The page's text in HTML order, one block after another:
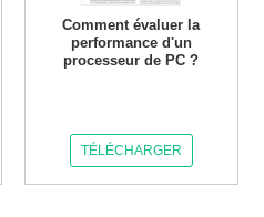
Comment évaluer la
performance d'un
processeur de PC ?
TÉLÉCHARGER